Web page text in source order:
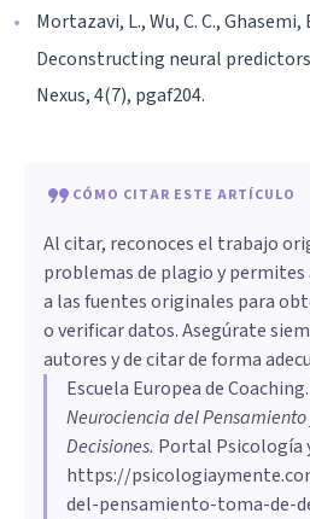
Mortazavi, L., Wu, C. C.,
Deconstructing neural predictors
Nexus, 4(7), pgaf204.
CÓMO CITAR ESTE ARTÍCULO
Al citar, reconoces el trabajo
problemas de plagio y
a las fuentes originales para
o verificar datos. Asegúrate
autores y de citar de forma
Escuela Europea de Coaching
Neurociencia del
Decisiones. Portal Psicología
https://
del-pensamiento-toma-de-